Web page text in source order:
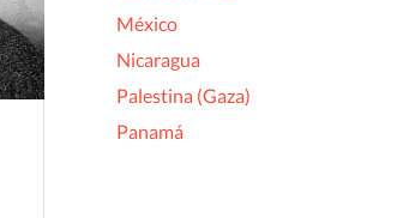
México
Nicaragua
Palestina (Gaza)
Panamá